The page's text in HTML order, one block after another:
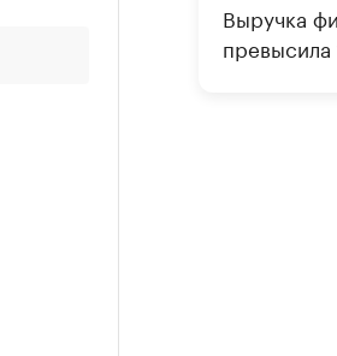
Выручка
превысила